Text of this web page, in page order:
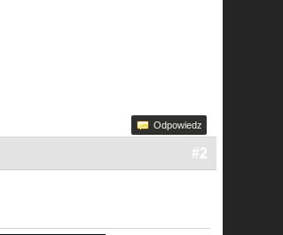
Odpowiedz
#2